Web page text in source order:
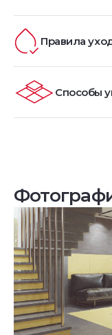
Правила
Способы